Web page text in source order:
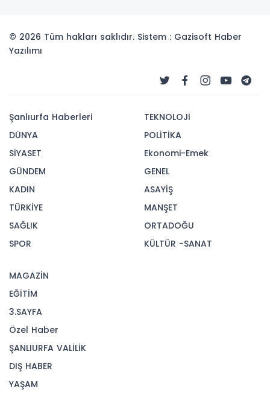
© 2026 Tüm hakları saklıdır. Sistem : Gazisoft Haber
Yazılımı
Şanlıurfa Haberleri
DÜNYA
SİYASET
GÜNDEM
KADIN
TÜRKİYE
SAĞLIK
SPOR
TEKNOLOJİ
POLİTİKA
Ekonomi-Emek
GENEL
ASAYİŞ
MANŞET
ORTADOĞU
KÜLTÜR -SANAT
MAGAZİN
EĞİTİM
3.SAYFA
Özel Haber
ŞANLIURFA VALİLİK
DIŞ HABER
YAŞAM